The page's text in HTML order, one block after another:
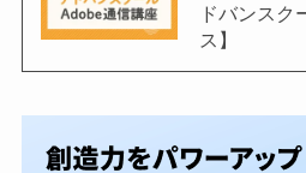
ドバンスク
ス】